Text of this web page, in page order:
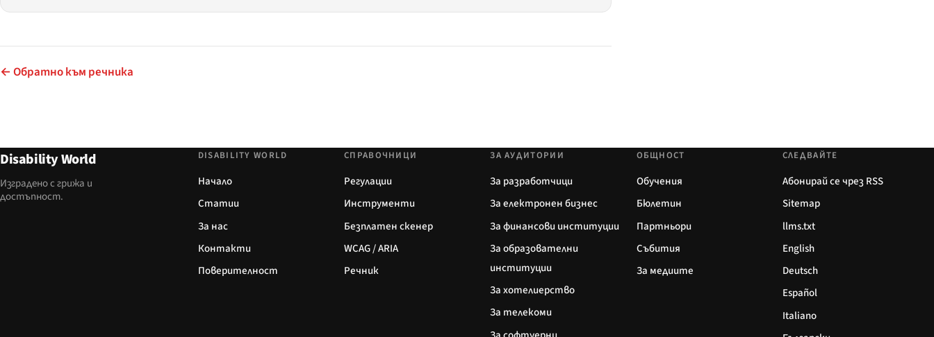
← Обратно към речника
Disability World
Изградено с грижа и
достъпност.
DISABILITY WORLD
Начало
Статии
За нас
Контакти
Поверителност
СПРАВОЧНИЦИ
Регулации
Инструменти
Безплатен скенер
WCAG / ARIA
Речник
ЗА АУДИТОРИИ
За разработчици
За електронен бизнес
За финансови институции
За образователни
институции
За хотелиерство
За телекоми
ОБЩНОСТ
Обучения
Бюлетин
Партньори
Събития
За медиите
СЛЕДВАЙТЕ
Абонирай се чрез RSS
Sitemap
llms.txt
English
Deutsch
Español
Italiano